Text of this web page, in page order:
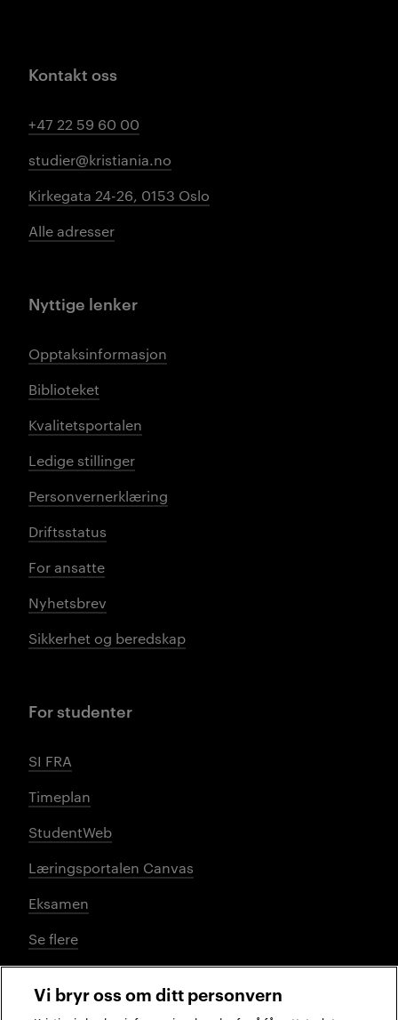
Kontakt oss
+47 22 59 60 00
studier@kristiania.no
Kirkegata 24-26, 0153 Oslo
Alle adresser
Nyttige lenker
Opptaksinformasjon
Biblioteket
Kvalitetsportalen
Ledige stillinger
Personvernerklæring
Driftsstatus
For ansatte
Nyhetsbrev
Sikkerhet og beredskap
For studenter
SI FRA
Timeplan
StudentWeb
Læringsportalen Canvas
Eksamen
Se flere
Sosiale medier
Vi bryr oss om ditt personvern